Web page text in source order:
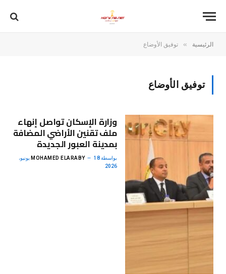
الرئيسية » توفيق الأوضاع
توفيق الأوضاع
وزارة الإسكان تواصل إنهاء
ملف تقنين الأراضي المضافة
بمدينة العبور الجديدة
بواسطة MOHAMED ELARABY 18 يونيو،
2026